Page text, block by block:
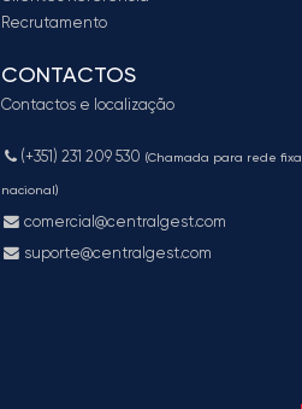
Recrutamento
CONTACTOS
Contactos e localização
(+351) 231 209 530 (Chamada para rede fixa
nacional)
comercial@centralgest.com
suporte@centralgest.com